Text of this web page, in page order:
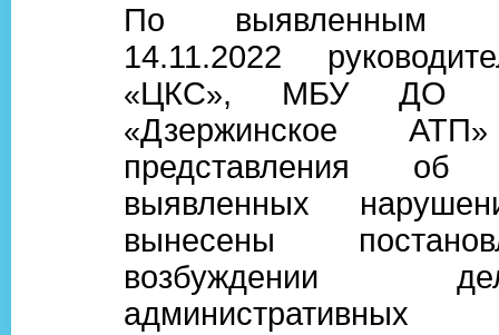
По выявленным
14.11.2022
«ЦКС», МБУ ДО
«Дзержинское АТП»
представления об
выявленных
вынесены
административных